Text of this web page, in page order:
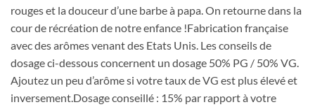
rouges et la douceur d’une barbe à papa. On retourne dans la
cour de récréation de notre enfance !Fabrication française
avec des arômes venant des Etats Unis. Les conseils de
dosage ci-dessous concernent un dosage 50% PG / 50% VG.
Ajoutez un peu d’arôme si votre taux de VG est plus élevé et
inversement.Dosage conseillé : 15% par rapport à votre